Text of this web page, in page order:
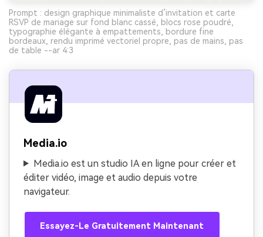
Prompt : design graphique minimaliste d’invitation et carte
RSVP de mariage sur fond blanc cassé, blocs rose poudré,
typographie élégante à empattements, bordure fine
bordeaux, rendu imprimé vectoriel propre, pas de mains, pas
de table --ar 4:3
Media.io
Media.io est un studio IA en ligne pour créer et
éditer vidéo, image et audio depuis votre
navigateur.
Essayez-Le Gratuitement Maintenant